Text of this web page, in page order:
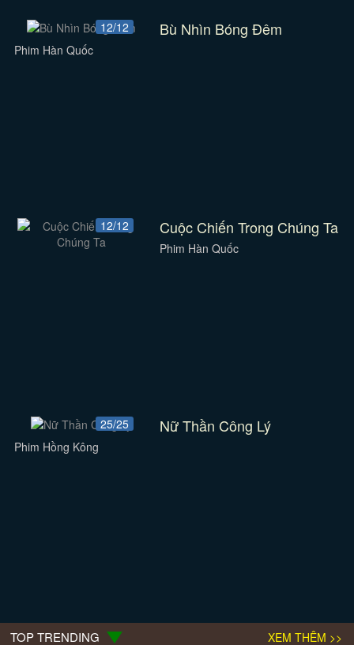
12/12 Bù Nhìn Bóng Đêm
Phim Hàn Quốc
12/12 Cuộc Chiến Trong Chúng Ta
Phim Hàn Quốc
25/25 Nữ Thần Công Lý
Phim Hồng Kông
TOP TRENDING
XEM THÊM >>